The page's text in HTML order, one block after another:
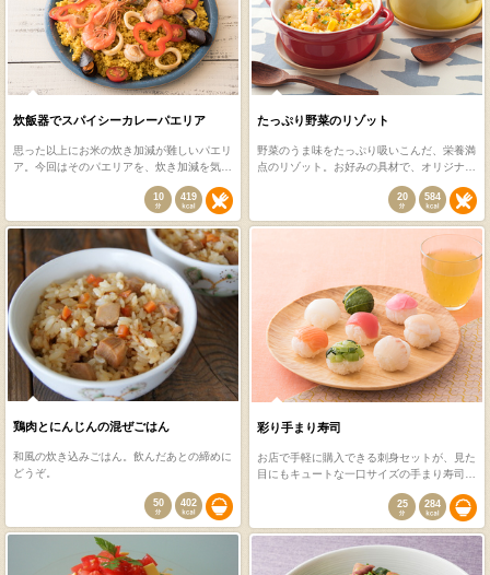
炊飯器でスパイシーカレーパエリア
思った以上にお米の炊き加減が難しいパエリ
ア。今回はそのパエリアを、炊き加減を気…
10 419
たっぷり野菜のリゾット
野菜のうま味をたっぷり吸いこんだ、栄養満
点のリゾット。お好みの具材で、オリジナ…
20 584
鶏肉とにんじんの混ぜごはん
和風の炊き込みごはん。飲んだあとの締めに
どうぞ。
50 402
彩り手まり寿司
お店で手軽に購入できる刺身セットが、見た
目にもキュートな一口サイズの手まり寿司…
25 284